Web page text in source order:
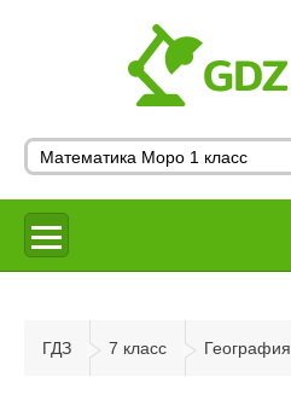
ГДЗ 7 класс География